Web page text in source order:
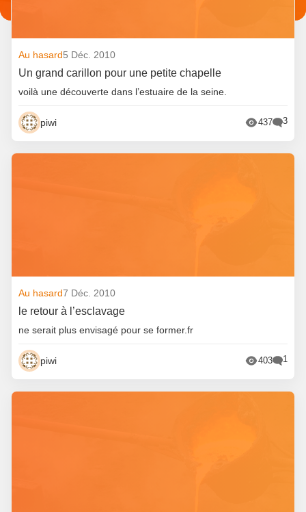
Au hasard5 Déc. 2010
Un grand carillon pour une petite chapelle
voilà une découverte dans l’estuaire de la seine.
piwi 437 3
Au hasard7 Déc. 2010
le retour à l’esclavage
ne serait plus envisagé pour se former.fr
piwi 403 1